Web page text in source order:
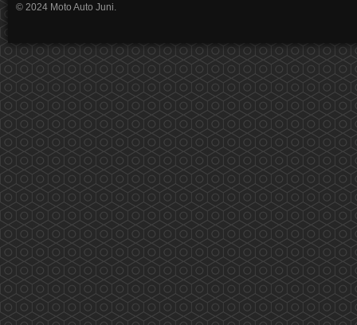
© 2024 Moto Auto Juni.